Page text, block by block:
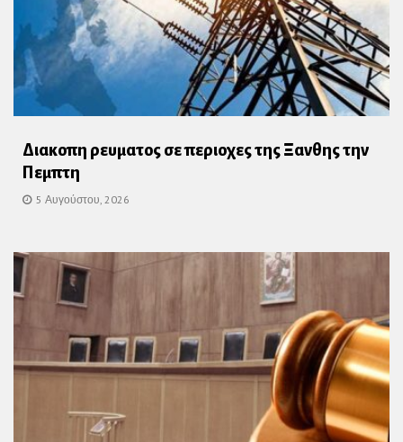
Διακοπη ρευματος σε περιοχες της Ξανθης την
Πεμπτη
5 Αυγούστου, 2026